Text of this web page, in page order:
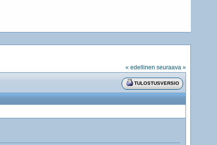
« edellinen seuraava »
TULOSTUSVERSIO